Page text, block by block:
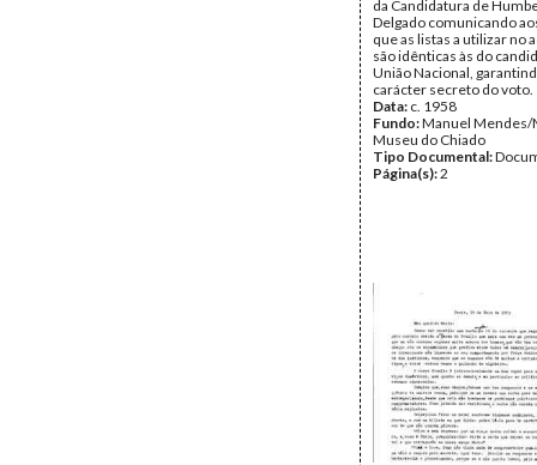
da Candidatura de
Delgado comunicando
que as listas a utilizar no
são idênticas às do
União Nacional,
carácter secreto do voto.
Data: c. 1958
Fundo:Manuel Mendes/
Museu do Chiado
Tipo Documental:
Página(s):2